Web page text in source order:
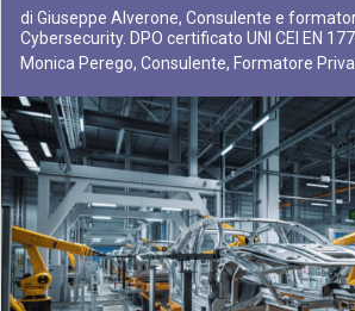
di Giuseppe Alverone, Consulente e
Cybersecurity. DPO certificato UNI CEI EN
Monica Perego, Consulente, Formatore